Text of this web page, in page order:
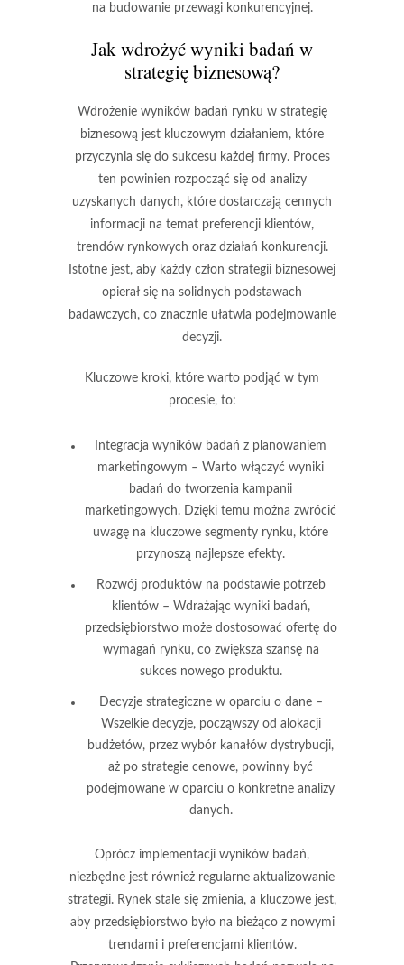
na budowanie przewagi konkurencyjnej.
Jak wdrożyć wyniki badań w
strategię biznesową?
Wdrożenie wyników badań rynku w strategię
biznesową jest kluczowym działaniem, które
przyczynia się do sukcesu każdej firmy. Proces
ten powinien rozpocząć się od analizy
uzyskanych danych, które dostarczają cennych
informacji na temat preferencji klientów,
trendów rynkowych oraz działań konkurencji.
Istotne jest, aby każdy człon strategii biznesowej
opierał się na solidnych podstawach
badawczych, co znacznie ułatwia podejmowanie
decyzji.
Kluczowe kroki, które warto podjąć w tym
procesie, to:
Integracja wyników badań z planowaniem
marketingowym – Warto włączyć wyniki
badań do tworzenia kampanii
marketingowych. Dzięki temu można zwrócić
uwagę na kluczowe segmenty rynku, które
przynoszą najlepsze efekty.
Rozwój produktów na podstawie potrzeb
klientów– Wdrażając wyniki badań,
przedsiębiorstwo może dostosować ofertę do
wymagań rynku, co zwiększa szansę na
sukces nowego produktu.
Decyzje strategiczne w oparciu o dane–
Wszelkie decyzje, począwszy od alokacji
budżetów, przez wybór kanałów dystrybucji,
aż po strategie cenowe, powinny być
podejmowane w oparciu o konkretne analizy
danych.
Oprócz implementacji wyników badań,
niezbędne jest również regularne aktualizowanie
strategii. Rynek stale się zmienia, a kluczowe jest,
aby przedsiębiorstwo było na bieżąco z nowymi
trendami i preferencjami klientów.